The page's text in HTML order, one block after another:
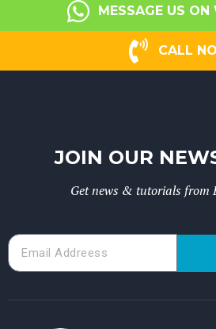
MESSAGE US
CALL
JOIN OUR
Get news & tutorials from